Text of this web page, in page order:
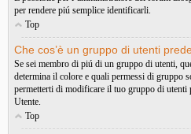
per rendere piú semplice identificarli.
Top
Che cos’è un gruppo di utenti
Se sei membro di piú di un gruppo di utenti,
determina il colore e quali permessi di gruppo
permetterti di modificare il tuo gruppo di
Utente.
Top